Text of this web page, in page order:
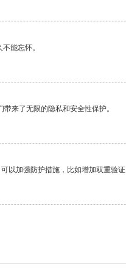
能忘怀。
来了无限的隐私和安全性保护。
以加强防护措施，比如增加双重验